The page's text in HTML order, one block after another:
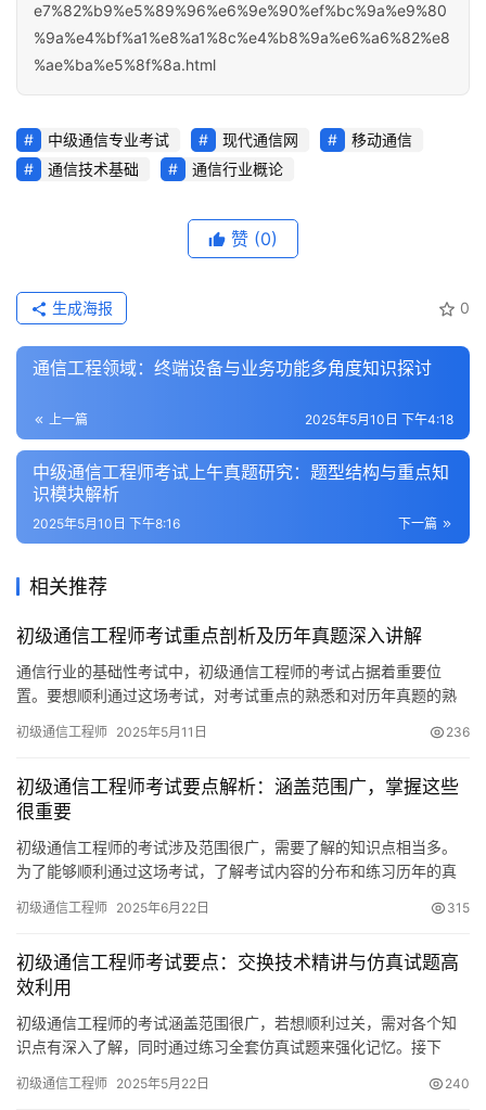
e7%82%b9%e5%89%96%e6%9e%90%ef%bc%9a%e9%80
%9a%e4%bf%a1%e8%a1%8c%e4%b8%9a%e6%a6%82%e8
%ae%ba%e5%8f%8a.html
中级通信专业考试 现代通信网
移动通信
通信技术基础
通信行业概论
赞 (0)
0
生成海报
通信工程领域：终端设备与业务功能多角度知识探讨
上一篇 2025年5月10日 下午4:18
中级通信工程师考试上午真题研究：题型结构与重点知
识模块解析
下一篇
2025年5月10日 下午8:16
相关推荐
初级通信工程师考试重点剖析及历年真题深入讲解
通信行业的基础性考试中，初级通信工程师的考试占据着重要位
置。要想顺利通过这场考试，对考试重点的熟悉和对历年真题的熟
初级通信工程师 2025年5月11日 236
初级通信工程师考试要点解析：涵盖范围广，掌握这些
很重要
初级通信工程师的考试涉及范围很广，需要了解的知识点相当多。
为了能够顺利通过这场考试，了解考试内容的分布和练习历年的真
初级通信工程师 2025年6月22日 315
初级通信工程师考试要点：交换技术精讲与仿真试题高
效利用
初级通信工程师的考试涵盖范围很广，若想顺利过关，需对各个知
识点有深入了解，同时通过练习全套仿真试题来强化记忆。接下
初级通信工程师 2025年5月22日 240